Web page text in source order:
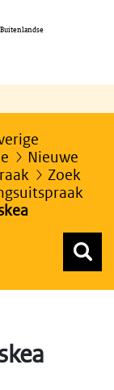
Nieuwe
Zoek